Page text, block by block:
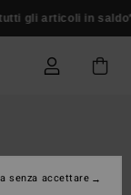
gli articoli in saldo*
senza accettare